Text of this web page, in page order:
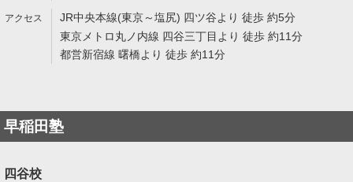
JR中央本線(東京～塩尻) 四ツ谷より 徒歩 約5分
東京メトロ丸ノ内線 四谷三丁目より 徒歩 約11分
都営新宿線 曙橋より 徒歩 約11分
早稲田塾
四谷校